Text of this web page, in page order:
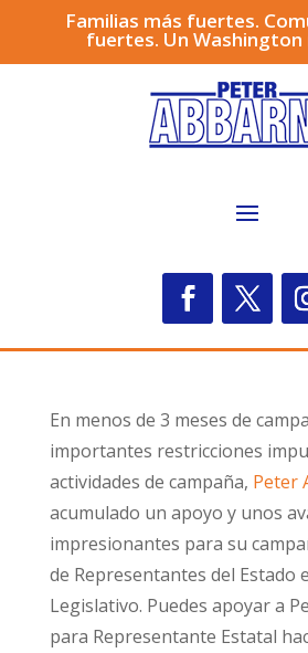
Familias más fuertes.
fuertes. Un
En menos de 3 meses de
importantes restricciones
actividades de campaña, Peter
acumulado un apoyo y unos
impresionantes para su
de Representantes del Estado
Legislativo. Puedes apoyar a
para Representante Estatal